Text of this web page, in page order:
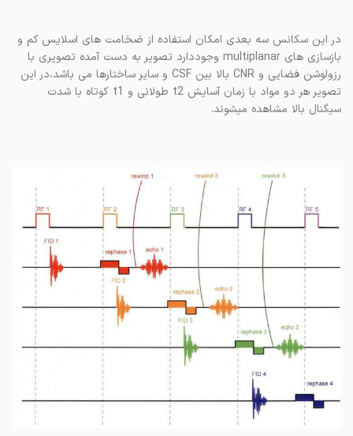
در این سکانس سه بعدی امکان استفاده از ضخامت های اسلایس کم و
بازسازی های multiplanar وجوددارد تصویر به دست آمده تصویری با
رزولوشن فضایی و CNR بالا بین CSF و سایر ساختارها می باشد،در این
تصویر هر دو مواد با زمان آسایش t2 طولانی و t1 کوتاه با شدت
سیگنال بالا مشاهده میشوند.